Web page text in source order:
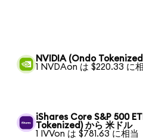
NVIDIA (Ondo
1 NVDAon は $220.33 に
iShares Core S&P 500
Tokenized) から 米ドル
1 IVVon は $781.63 に相当